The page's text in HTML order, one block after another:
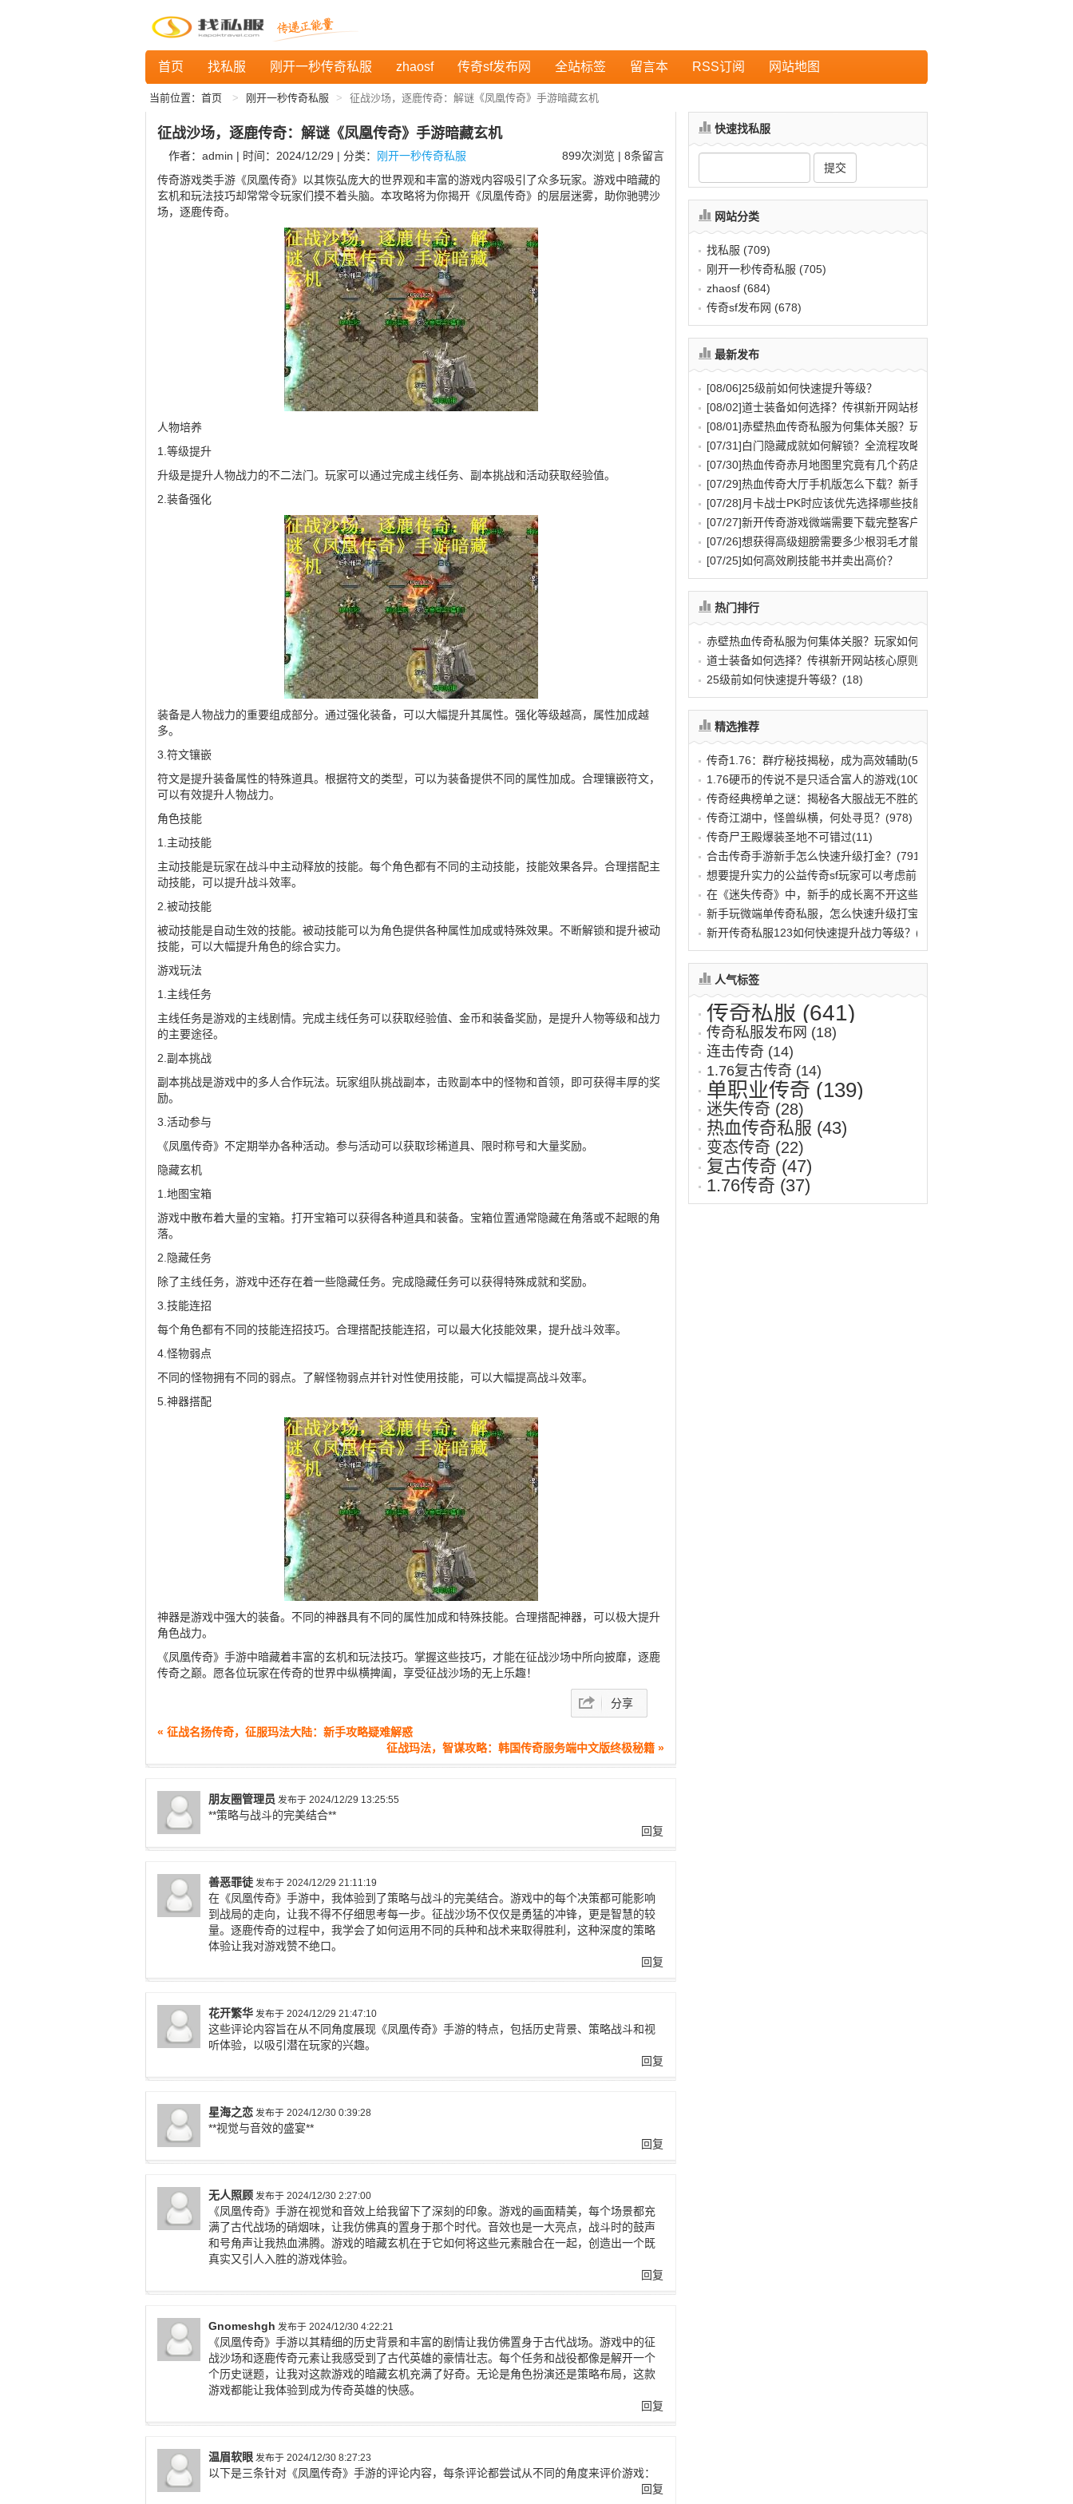
首页 找私服 刚开一秒传奇私服 zhaosf 传奇sf发布网 全站标签 留言本 RSS订阅 网站地图
当前位置： 首页 刚开一秒传奇私服 征战沙场，逐鹿传奇：解谜《凤凰传奇》手游暗藏玄机
征战沙场，逐鹿传奇：解谜《凤凰传奇》手游暗藏玄机
作者：admin | 时间：2024/12/29 | 分类： 刚开一秒传奇私服 899次浏览 | 8条留言
传奇游戏类手游《凤凰传奇》以其恢弘庞大的世界观和丰富的游戏内容吸引了众多玩家。游戏中暗藏的
玄机和玩法技巧却常常令玩家们摸不着头脑。本攻略将为你揭开《凤凰传奇》的层层迷雾，助你驰骋沙
场，逐鹿传奇。
人物培养
1.等级提升
升级是提升人物战力的不二法门。玩家可以通过完成主线任务、副本挑战和活动获取经验值。
2.装备强化
装备是人物战力的重要组成部分。通过强化装备，可以大幅提升其属性。强化等级越高，属性加成越
多。
3.符文镶嵌
符文是提升装备属性的特殊道具。根据符文的类型，可以为装备提供不同的属性加成。合理镶嵌符文，
可以有效提升人物战力。
角色技能
1.主动技能
主动技能是玩家在战斗中主动释放的技能。每个角色都有不同的主动技能，技能效果各异。合理搭配主
动技能，可以提升战斗效率。
2.被动技能
被动技能是自动生效的技能。被动技能可以为角色提供各种属性加成或特殊效果。不断解锁和提升被动
技能，可以大幅提升角色的综合实力。
游戏玩法
1.主线任务
主线任务是游戏的主线剧情。完成主线任务可以获取经验值、金币和装备奖励，是提升人物等级和战力
的主要途径。
2.副本挑战
副本挑战是游戏中的多人合作玩法。玩家组队挑战副本，击败副本中的怪物和首领，即可获得丰厚的奖
励。
3.活动参与
《凤凰传奇》不定期举办各种活动。参与活动可以获取珍稀道具、限时称号和大量奖励。
隐藏玄机
1.地图宝箱
游戏中散布着大量的宝箱。打开宝箱可以获得各种道具和装备。宝箱位置通常隐藏在角落或不起眼的角
落。
2.隐藏任务
除了主线任务，游戏中还存在着一些隐藏任务。完成隐藏任务可以获得特殊成就和奖励。
3.技能连招
每个角色都有不同的技能连招技巧。合理搭配技能连招，可以最大化技能效果，提升战斗效率。
4.怪物弱点
不同的怪物拥有不同的弱点。了解怪物弱点并针对性使用技能，可以大幅提高战斗效率。
5.神器搭配
神器是游戏中强大的装备。不同的神器具有不同的属性加成和特殊技能。合理搭配神器，可以极大提升
角色战力。
《凤凰传奇》手游中暗藏着丰富的玄机和玩法技巧。掌握这些技巧，才能在征战沙场中所向披靡，逐鹿
传奇之巅。愿各位玩家在传奇的世界中纵横捭阖，享受征战沙场的无上乐趣！
分享
« 征战名扬传奇，征服玛法大陆：新手攻略疑难解惑
征战玛法，智谋攻略：韩国传奇服务端中文版终极秘籍 »
朋友圈管理员 发布于 2024/12/29 13:25:55
**策略与战斗的完美结合**
回复
善恶罪徒 发布于 2024/12/29 21:11:19
在《凤凰传奇》手游中，我体验到了策略与战斗的完美结合。游戏中的每个决策都可能影响
到战局的走向，让我不得不仔细思考每一步。征战沙场不仅仅是勇猛的冲锋，更是智慧的较
量。逐鹿传奇的过程中，我学会了如何运用不同的兵种和战术来取得胜利，这种深度的策略
体验让我对游戏赞不绝口。
回复
花开繁华 发布于 2024/12/29 21:47:10
这些评论内容旨在从不同角度展现《凤凰传奇》手游的特点，包括历史背景、策略战斗和视
听体验，以吸引潜在玩家的兴趣。
回复
星海之恋 发布于 2024/12/30 0:39:28
**视觉与音效的盛宴**
回复
无人照顾 发布于 2024/12/30 2:27:00
《凤凰传奇》手游在视觉和音效上给我留下了深刻的印象。游戏的画面精美，每个场景都充
满了古代战场的硝烟味，让我仿佛真的置身于那个时代。音效也是一大亮点，战斗时的鼓声
和号角声让我热血沸腾。游戏的暗藏玄机在于它如何将这些元素融合在一起，创造出一个既
真实又引人入胜的游戏体验。
回复
Gnomeshgh 发布于 2024/12/30 4:22:21
《凤凰传奇》手游以其精细的历史背景和丰富的剧情让我仿佛置身于古代战场。游戏中的征
战沙场和逐鹿传奇元素让我感受到了古代英雄的豪情壮志。每个任务和战役都像是解开一个
个历史谜题，让我对这款游戏的暗藏玄机充满了好奇。无论是角色扮演还是策略布局，这款
游戏都能让我体验到成为传奇英雄的快感。
回复
温眉软眼 发布于 2024/12/30 8:27:23
以下是三条针对《凤凰传奇》手游的评论内容，每条评论都尝试从不同的角度来评价游戏：
回复
快速找私服
网站分类
找私服 (709)
刚开一秒传奇私服 (705)
zhaosf (684)
传奇sf发布网 (678)
最新发布
[08/06]25级前如何快速提升等级？
[08/02]道士装备如何选择？传祺新开网站核心原则解析
[08/01]赤壁热血传奇私服为何集体关服？玩家如何应对？
[07/31]白门隐藏成就如何解锁？全流程攻略与秘密结局揭秘
[07/30]热血传奇赤月地图里究竟有几个药店位置？
[07/29]热血传奇大厅手机版怎么下载？新手快速入门攻略全解析？
[07/28]月卡战士PK时应该优先选择哪些技能？
[07/27]新开传奇游戏微端需要下载完整客户端才能玩吗？
[07/26]想获得高级翅膀需要多少根羽毛才能合成？
[07/25]如何高效刷技能书并卖出高价？
热门排行
赤壁热血传奇私服为何集体关服？玩家如何应(77)
道士装备如何选择？传祺新开网站核心原则解(40)
25级前如何快速提升等级？(18)
精选推荐
传奇1.76：群疗秘技揭秘，成为高效辅助(563)
1.76硬币的传说不是只适合富人的游戏(100)
传奇经典榜单之谜：揭秘各大服战无不胜的法(796)
传奇江湖中，怪兽纵横，何处寻觅？(978)
传奇尸王殿爆装圣地不可错过(11)
合击传奇手游新手怎么快速升级打金？(791)
想要提升实力的公益传奇sf玩家可以考虑前(10)
在《迷失传奇》中，新手的成长离不开这些(46)
新手玩微端单传奇私服，怎么快速升级打宝？(996)
新开传奇私服123如何快速提升战力等级？(485)
人气标签
传奇私服 (641)
传奇私服发布网 (18)
连击传奇 (14)
1.76复古传奇 (14)
单职业传奇 (139)
迷失传奇 (28)
热血传奇私服 (43)
变态传奇 (22)
复古传奇 (47)
1.76传奇 (37)